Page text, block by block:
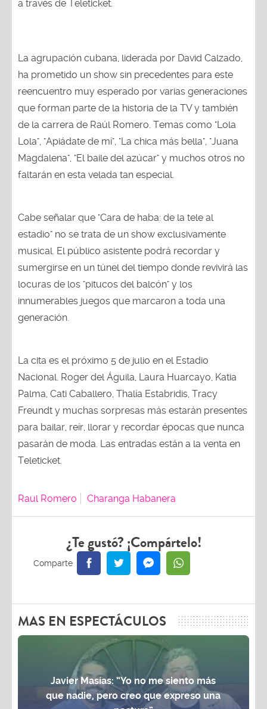
ha prometido un show sin precedentes para este
reencuentro muy esperado por varias generaciones
que forman parte de la historia de la TV y también
de la carrera de Raúl Romero. Temas como "Lola
Lola", "Apiádate de mí", "La chica más bella", "Juana
Magdalena", "El baile del azúcar" y muchos otros no
faltarán en esta velada tan especial.
estadio" no se trata de un show exclusivamente
musical. El público asistente podrá recordar y
sumergirse en un túnel del tiempo donde revivirá las
locuras de los "pitucos del balcón" y los
innumerables juegos que marcaron a toda una
generación.
Nacional. Roger del Águila, Laura Huarcayo, Katia
Palma, Cati Caballero, Thalía Estabridis, Tracy
Freundt y muchas sorpresas más estarán presentes
para bailar, reír, llorar y recordar épocas que nunca
pasarán de moda. Las entradas están a la venta en
Teleticket.
MAS EN ESPECTÁCULOS
Javier Masías: “Yo no me siento más
que nadie, pero creo que expreso una
postura”